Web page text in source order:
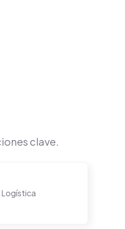
clave.
Logística